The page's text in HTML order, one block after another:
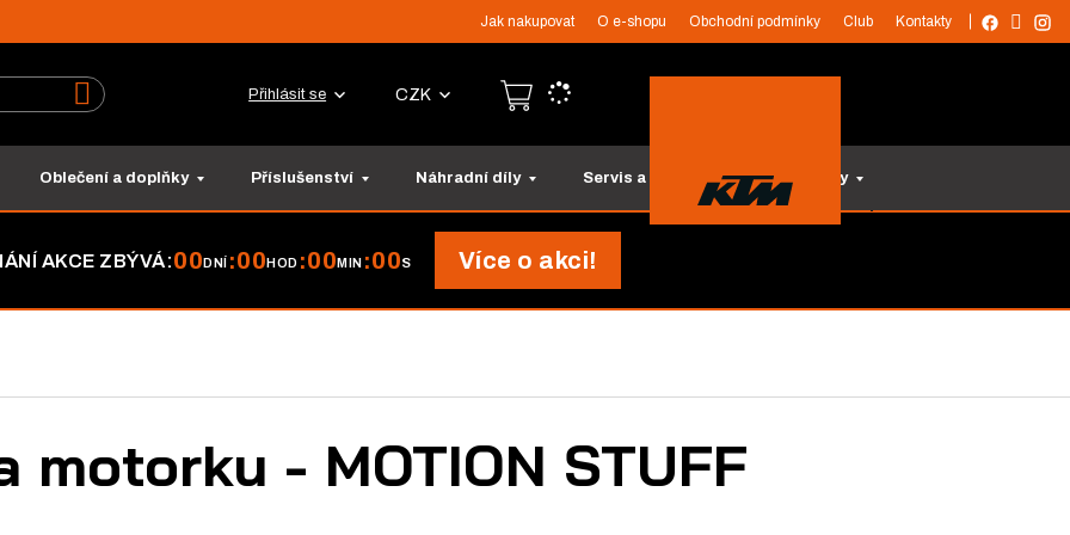
Jak nakupovat O e-shopu Obchodní podmínky Club Kontakty
Přihlásit se CZK
Oblečení a doplňky Příslušenství Náhradní díly Servis a služby Tipy na dárky
AKCE ZBÝVÁ:00DNÍ :00HOD :00MIN :00S Více o akci!
motorku - MOTION STUFF